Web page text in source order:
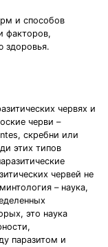
и способов
факторов,
здоровья.
червях и
черви –
скребни или
этих типов
червей не
– наука,
это наука
паразитом и